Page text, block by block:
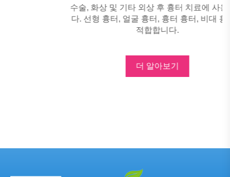
수술, 화상 및 기타 외상 후 흉터 치료에 사용됩니
다. 선형 흉터, 얼굴 흉터, 흉터 흉터, 비대 흉터에
적합합니다.
더 알아보기